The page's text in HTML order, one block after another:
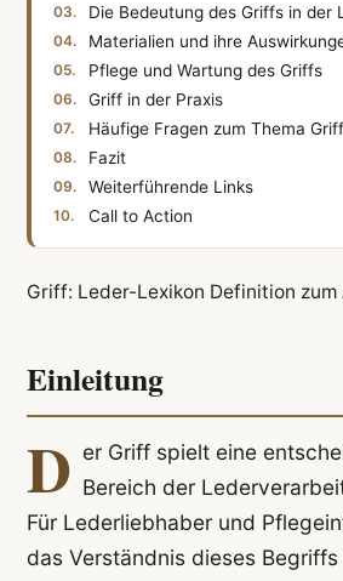
Die Bedeutung des Griffs in der
Materialien und ihre
Pflege und Wartung des Griffs
Griff in der Praxis
Häufige Fragen zum Thema Griff
Fazit
Weiterführende Links
Call to Action
Griff: Leder-Lexikon Definition zum
Einleitung
D er Griff spielt eine
Bereich der
Für Lederliebhaber und
das Verständnis dieses